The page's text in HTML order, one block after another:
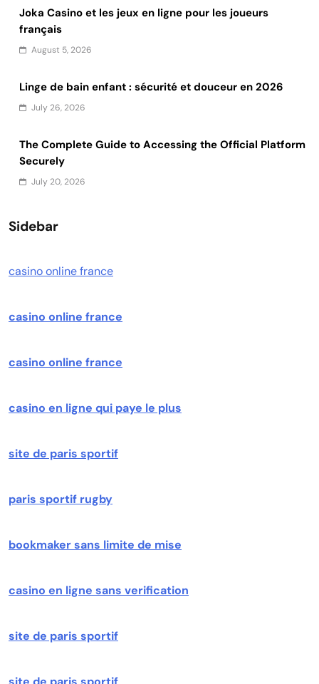
Joka Casino et les jeux en ligne pour les joueurs
français
August 5, 2026
Linge de bain enfant : sécurité et douceur en 2026
July 26, 2026
The Complete Guide to Accessing the Official Platform
Securely
July 20, 2026
Sidebar
casino online france
casino online france
casino online france
casino en ligne qui paye le plus
site de paris sportif
paris sportif rugby
bookmaker sans limite de mise
casino en ligne sans verification
site de paris sportif